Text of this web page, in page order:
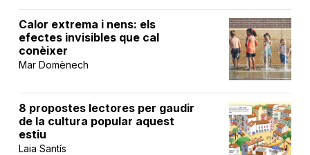
Calor extrema i nens: els
efectes invisibles que cal
conèixer
Mar Domènech
8 propostes lectores per gaudir
de la cultura popular aquest
estiu
Laia Santís